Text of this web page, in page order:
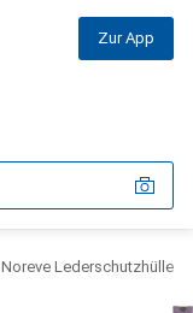
Zur App
Noreve Lederschutzhülle